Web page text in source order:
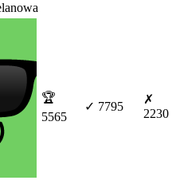
🏆
5565
✓ 7795
✗
2230